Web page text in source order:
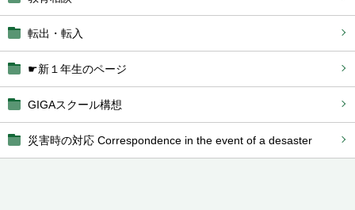
転出・転入
☛新１年生のページ
GIGAスクール構想
災害時の対応 Correspondence in the event of a desaster